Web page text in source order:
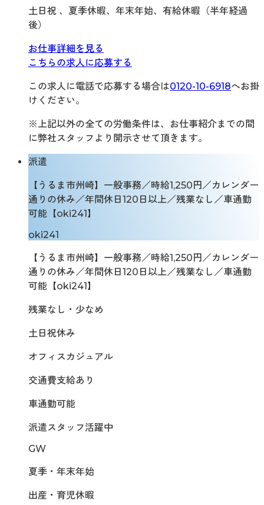
土日祝 、夏季休暇、年末年始、有給休暇（半年経過
後）
お仕事詳細を見る
こちらの求人に応募する
この求人に電話で応募する場合は0120-10-6918へお掛
けください。
※上記以外の全ての労働条件は、お仕事紹介までの間
に弊社スタッフより開示させて頂きます。
派遣
【うるま市州崎】一般事務／時給1,250円／カレンダー
通りの休み／年間休日120日以上／残業なし／車通勤
可能【oki241】
oki241
【うるま市州崎】一般事務／時給1,250円／カレンダー
通りの休み／年間休日120日以上／残業なし／車通勤
可能【oki241】
残業なし・少なめ
土日祝休み
オフィスカジュアル
交通費支給あり
車通勤可能
派遣スタッフ活躍中
GW
夏季・年末年始
出産・育児休暇